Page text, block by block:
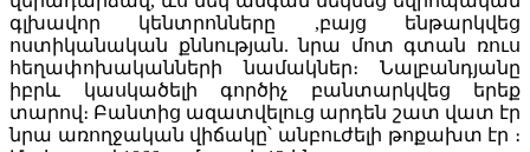
գլխավոր կենտրոնները ,բայց ենթարկվեց
ոստիկանական քննության. նրա մոտ գտան ռուս
հեղափոխականների նամակներ։ Նալբանդյանը
իբրև կասկածելի գործիչ բանտարկվեց երեք
տարով։ Բանտից ազատվելուց արդեն շատ վատ էր
նրա առողջական վիճակը՝ անբուժելի թոքախտ էր ։